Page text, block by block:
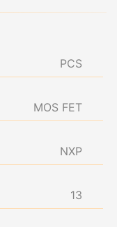
PCS
MOS FET
NXP
13